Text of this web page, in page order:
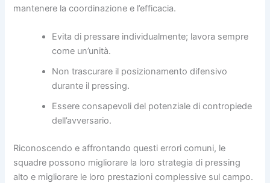
mantenere la coordinazione e l’efficacia.
Evita di pressare individualmente; lavora sempre
come un’unità.
Non trascurare il posizionamento difensivo
durante il pressing.
Essere consapevoli del potenziale di contropiede
dell’avversario.
Riconoscendo e affrontando questi errori comuni, le
squadre possono migliorare la loro strategia di pressing
alto e migliorare le loro prestazioni complessive sul campo.